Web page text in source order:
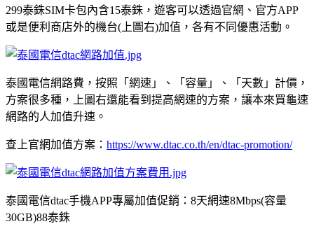
299泰銖SIM卡包內含15泰銖，遊客可以透過官網、官方APP
或是便利商店外的機台(上圖右)加值，各有不同優惠活動。
泰國電信網路費，按照「網速」、「容量」、「天數」計價，
方案很多種，上圖右還能看到提高網速的方案，讓本來買龜速
網路的人加值升速。
查上官網加值方案： https://www.dtac.co.th/en/dtac-promotion/
泰國電信dtac手機APP專屬加值促銷：8天網速8Mbps(容量
30GB)88泰銖